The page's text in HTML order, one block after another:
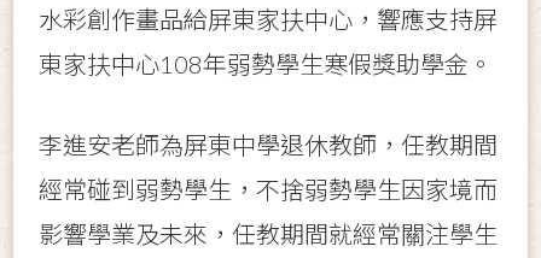
水彩創作畫品給屏東家扶中心，響應支持屏
東家扶中心108年弱勢學生寒假獎助學金。
李進安老師為屏東中學退休教師，任教期間
經常碰到弱勢學生，不捨弱勢學生因家境而
影響學業及未來，任教期間就經常關注學生